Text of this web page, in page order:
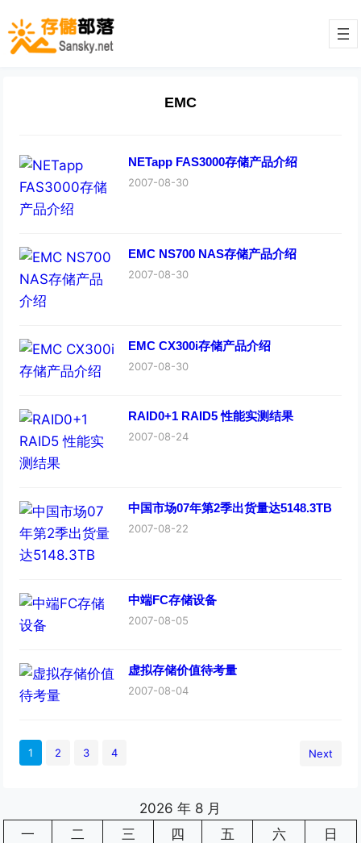
EMC
NETapp FAS3000存储产品介绍
2007-08-30
EMC NS700 NAS存储产品介绍
2007-08-30
EMC CX300i存储产品介绍
2007-08-30
RAID0+1 RAID5 性能实测结果
2007-08-24
中国市场07年第2季出货量达5148.3TB
2007-08-22
中端FC存储设备
2007-08-05
虚拟存储价值待考量
2007-08-04
1 2 3 4 Next
2026 年 8 月
一
二 三 四 五 六
日